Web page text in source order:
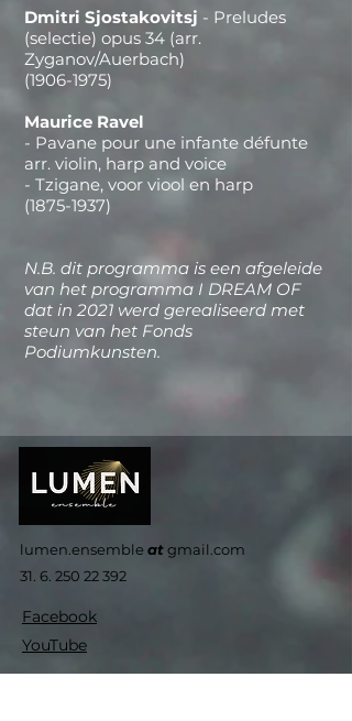
Dmitri Sjostakovitsj - Preludes
(selectie) opus 34 (arr.
Zyganov/Auerbach)
(1906-1975)
Maurice Ravel
- Pavane pour une infante défunte
arr. violin, harp and voice
- Tzigane, voor viool en harp
(1875-1937)
N.B. dit programma is een afgeleide
van het programma I DREAM OF
dat in 2021 werd gerealiseerd met
steun van het Fonds
Podiumkunsten.
lumen.ensemble atgmail.com
31. 6. 250 22 392
Facebook
YouTube